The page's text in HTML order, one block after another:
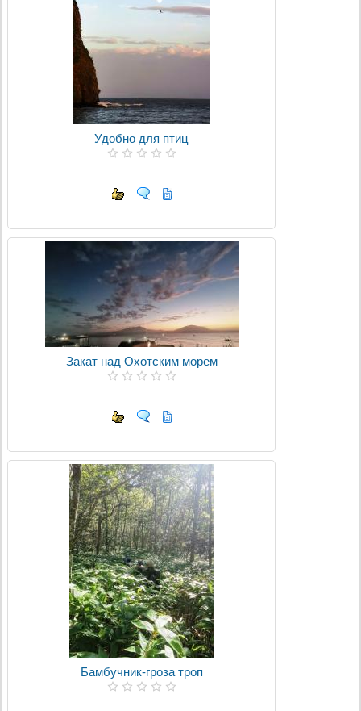
Удобно для птиц
Закат над Охотским морем
Бамбучник-гроза троп